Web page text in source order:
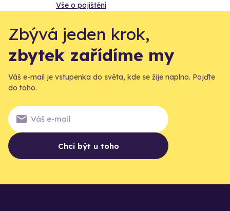
Vše o pojištění
Zbývá jeden krok,
zbytek zařídíme my
Váš e-mail je vstupenka do světa, kde se žije naplno. Pojďte
do toho.
Chci být u toho